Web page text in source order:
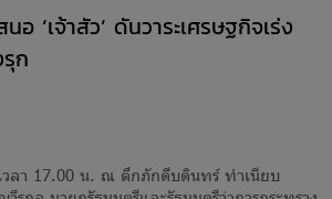
อ ‘เจ้าสัว’ ดันวาระเศรษฐกิจเร่ง
ก
ลา 17.00 น. ณ ตึกภักดีบดินทร์ ทำเนียบ